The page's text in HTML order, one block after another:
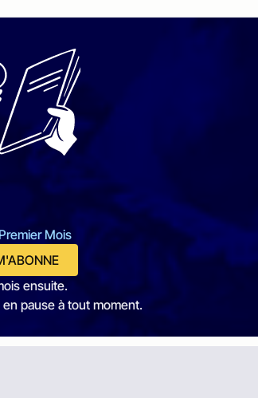
Mois
ensuite.
pause à tout moment.